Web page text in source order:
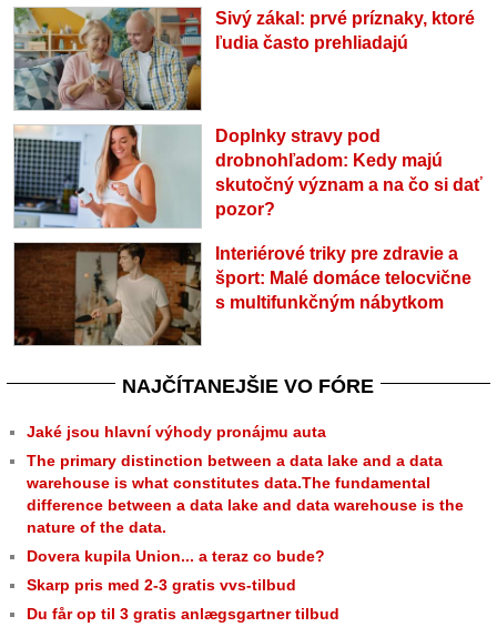
Sivý zákal: prvé príznaky, ktoré
ľudia často prehliadajú
Doplnky stravy pod
drobnohľadom: Kedy majú
skutočný význam a na čo si dať
pozor?
Interiérové triky pre zdravie a
šport: Malé domáce telocvične
s multifunkčným nábytkom
NAJČÍTANEJŠIE VO FÓRE
Jaké jsou hlavní výhody pronájmu auta
The primary distinction between a data lake and a data
warehouse is what constitutes data.The fundamental
difference between a data lake and data warehouse is the
nature of the data.
Dovera kupila Union... a teraz co bude?
Skarp pris med 2-3 gratis vvs-tilbud
Du får op til 3 gratis anlægsgartner tilbud